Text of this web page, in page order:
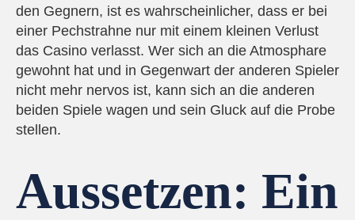
den Gegnern, ist es wahrscheinlicher, dass er bei
einer Pechstrahne nur mit einem kleinen Verlust
das Casino verlasst. Wer sich an die Atmosphare
gewohnt hat und in Gegenwart der anderen Spieler
nicht mehr nervos ist, kann sich an die anderen
beiden Spiele wagen und sein Gluck auf die Probe
stellen.
Aussetzen: Ein